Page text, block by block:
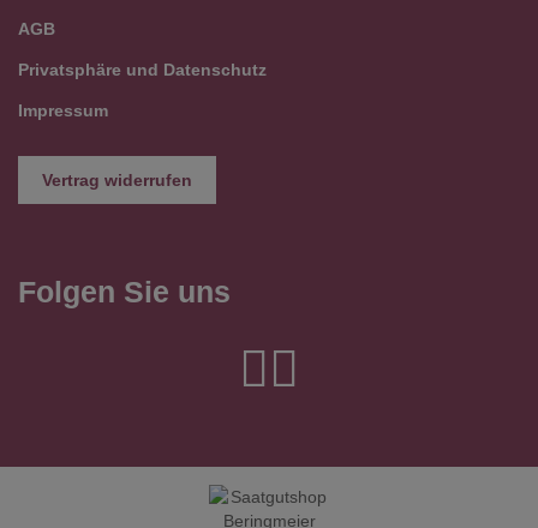
AGB
Privatsphäre und Datenschutz
Impressum
Vertrag widerrufen
Folgen Sie uns